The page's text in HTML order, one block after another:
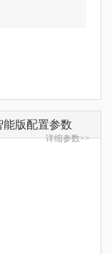
能版配置参数
详细参数>>